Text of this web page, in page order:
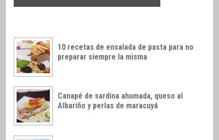
10 recetas de ensalada de pasta para no
preparar siempre la misma
Canapé de sardina ahumada, queso al
Albariño y perlas de maracuyá